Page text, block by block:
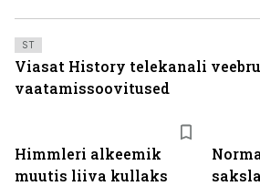
Himmleri alkeemik
muutis liiva kullaks
ST
Viasat History telekanali
vaatamissoovitused